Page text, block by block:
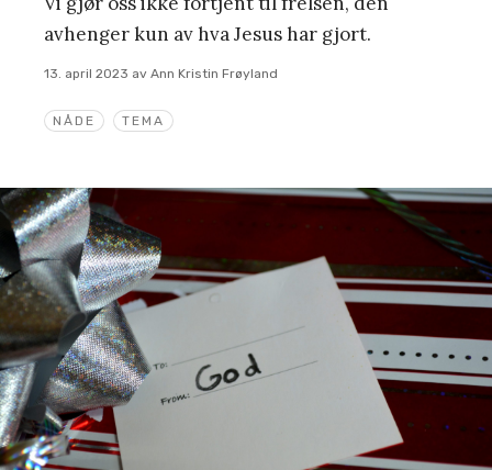
NÅDE TEMA
avhenger kun av hva Jesus har gjort.
13. april 2023 av Ann Kristin Frøyland